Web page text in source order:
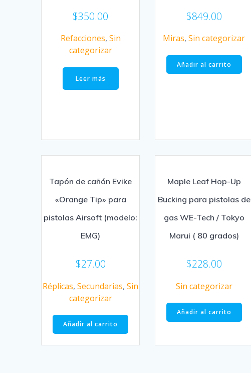
$350.00
Refacciones, Sin
categorizar
Leer más
$849.00
Miras,Sin categorizar
Añadir al carrito
Tapón de cañón Evike
«Orange Tip» para
pistolas Airsoft (modelo:
EMG)
$27.00
Réplicas,Secundarias,Sin
categorizar
Añadir al carrito
Maple Leaf Hop-Up
Bucking para pistolas de
gas WE-Tech / Tokyo
Marui ( 80 grados)
$228.00
Sin categorizar
Añadir al carrito